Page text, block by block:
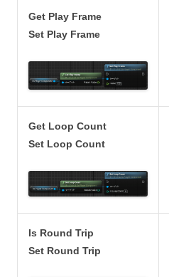
Get Play Frame
Set Play Frame
Get Loop Count
Set Loop Count
Is Round Trip
Set Round Trip